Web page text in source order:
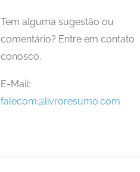
Tem alguma sugestão ou
comentário? Entre em contato
conosco.
E-Mail:
falecom@livroresumo.com